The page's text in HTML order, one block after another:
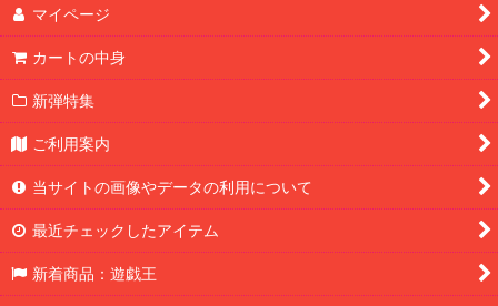
マイページ
カートの中身
新弾特集
ご利用案内
当サイトの画像やデータの利用について
最近チェックしたアイテム
新着商品：遊戯王